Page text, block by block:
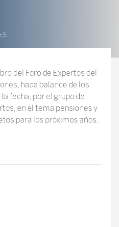
del Foro de Expertos del
hace balance de los
fecha, por el grupo de
en el tema pensiones y
para los próximos años.